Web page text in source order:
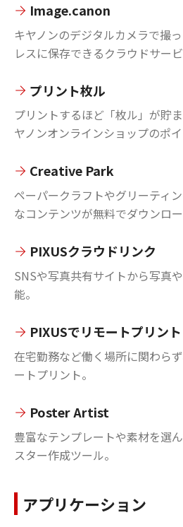
Image.canon
キヤノンのデジタルカメラで撮
レスに保存できるクラウドサービ
プリント枚ル
プリントするほど「枚ル」が貯
ヤノンオンラインショップのポイ
Creative Park
ペーパークラフトやグリーティ
なコンテンツが無料でダウンロー
PIXUSクラウドリンク
SNSや写真共有サイトから写真
能。
PIXUSでリモートプリント
在宅勤務など働く場所に関わら
ートプリント。
Poster Artist
豊富なテンプレートや素材を選
スター作成ツール。
アプリケーション